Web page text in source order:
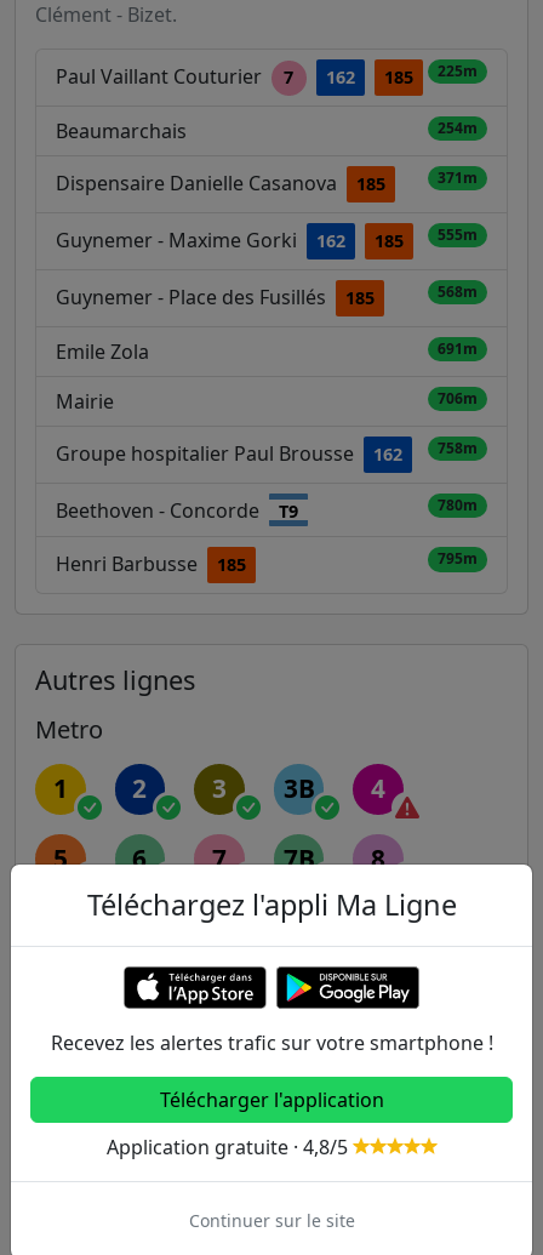
Clément - Bizet.
Paul Vaillant Couturier 7 162 185 225m
Beaumarchais 254m
Dispensaire Danielle Casanova 185 371m
Guynemer - Maxime Gorki 162 185 555m
Guynemer - Place des Fusillés 185 568m
Emile Zola 691m
Mairie 706m
Groupe hospitalier Paul Brousse 162 758m
Beethoven - Concorde T9 780m
Henri Barbusse 185 795m
Autres lignes
Metro
1 2 3 3B 4
5 6 7 7B 8
11 12
RER
B C D E
Téléchargez l'appli Ma Ligne
Recevez les alertes trafic sur votre smartphone !
Télécharger l'application
Application gratuite · 4,8/5
Continuer sur le site